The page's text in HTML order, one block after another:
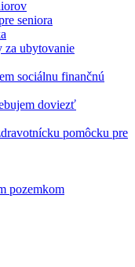
seniora
za ubytovanie
sociálnu finančnú
doviezť
pomôcku pre
pozemkom